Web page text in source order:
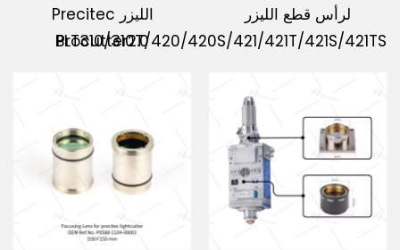
لرأس قطع الليزر
BLT310/310T/420/420S/421/421T/421S/421TS
الليزر Precitec
Procutter2.0